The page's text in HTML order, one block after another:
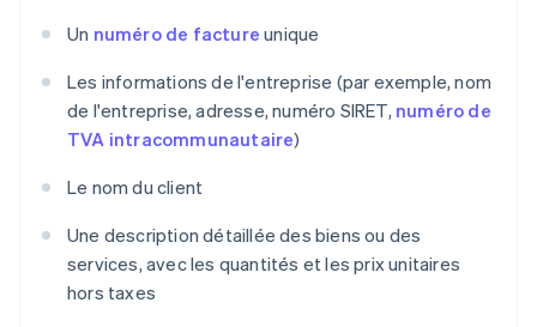
Un numéro de facture unique
Les informations de l'entreprise (par exemple, nom
de l'entreprise, adresse, numéro SIRET, numéro de
TVA intracommunautaire)
Le nom du client
Une description détaillée des biens ou des
services, avec les quantités et les prix unitaires
hors taxes